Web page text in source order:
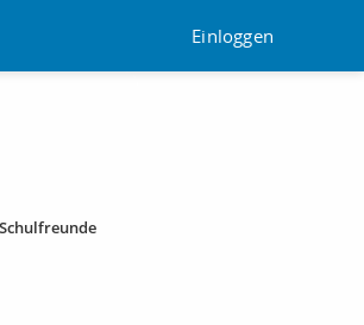
Einloggen
Schulfreunde